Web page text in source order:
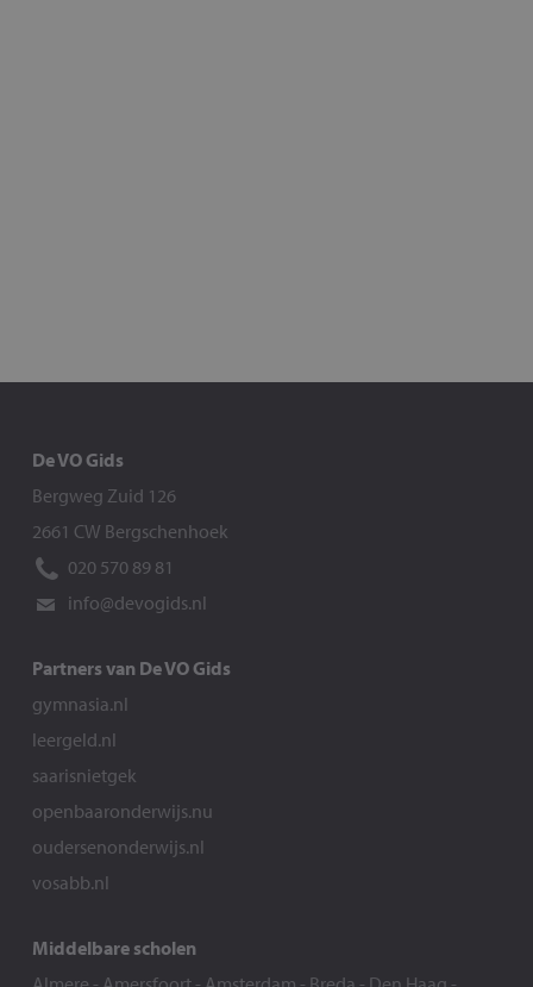
De VO Gids
Bergweg Zuid 126
2661 CW Bergschenhoek
020 570 89 81
info@devogids.nl
Partners van De VO Gids
gymnasia.nl
leergeld.nl
saarisnietgek
openbaaronderwijs.nu
oudersenonderwijs.nl
vosabb.nl
Middelbare scholen